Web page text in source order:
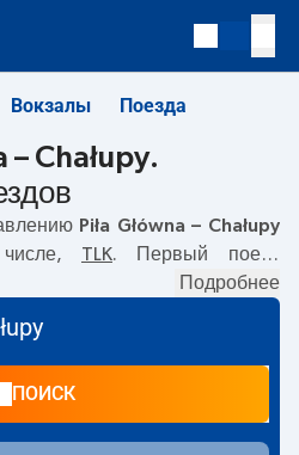
Вокзалы Поезда
– Chałupy.
Piła Główna – Chałupy
TLK. Первый поезд
с вокзала PKP Piła Główna.
отправляется в 22:57. По
низкую цену билета и, как
заканчивает
Подробнее
ПОИСК